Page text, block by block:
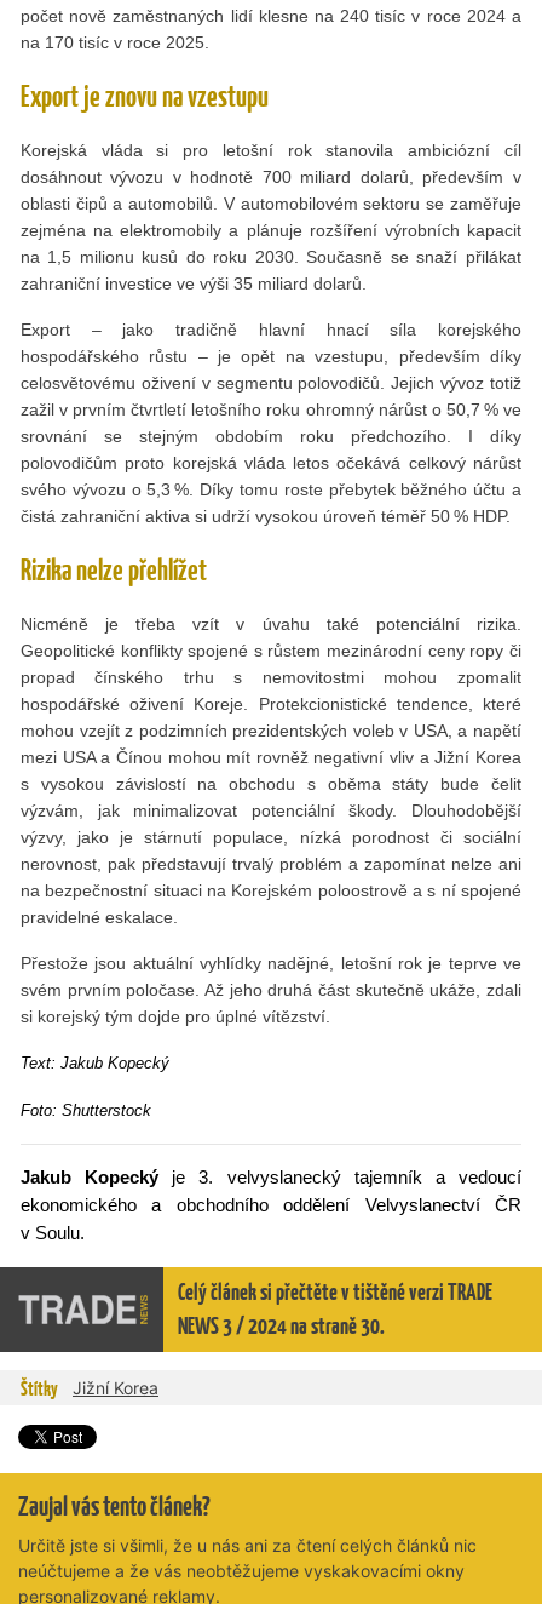
počet nově zaměstnaných lidí klesne na 240 tisíc v roce 2024 a
na 170 tisíc v roce 2025.
Export je znovu na vzestupu
Korejská vláda si pro letošní rok stanovila ambiciózní cíl
dosáhnout vývozu v hodnotě 700 miliard dolarů, především v
oblasti čipů a automobilů. V automobilovém sektoru se zaměřuje
zejména na elektromobily a plánuje rozšíření výrobních kapacit
na 1,5 milionu kusů do roku 2030. Současně se snaží přilákat
zahraniční investice ve výši 35 miliard dolarů.
Export – jako tradičně hlavní hnací síla korejského
hospodářského růstu – je opět na vzestupu, především díky
celosvětovému oživení v segmentu polovodičů. Jejich vývoz totiž
zažil v prvním čtvrtletí letošního roku ohromný nárůst o 50,7 % ve
srovnání se stejným obdobím roku předchozího. I díky
polovodičům proto korejská vláda letos očekává celkový nárůst
svého vývozu o 5,3 %. Díky tomu roste přebytek běžného účtu a
čistá zahraniční aktiva si udrží vysokou úroveň téměř 50 % HDP.
Rizika nelze přehlížet
Nicméně je třeba vzít v úvahu také potenciální rizika.
Geopolitické konflikty spojené s růstem mezinárodní ceny ropy či
propad čínského trhu s nemovitostmi mohou zpomalit
hospodářské oživení Koreje. Protekcionistické tendence, které
mohou vzejít z podzimních prezidentských voleb v USA, a napětí
mezi USA a Čínou mohou mít rovněž negativní vliv a Jižní Korea
s vysokou závislostí na obchodu s oběma státy bude čelit
výzvám, jak minimalizovat potenciální škody. Dlouhodobější
výzvy, jako je stárnutí populace, nízká porodnost či sociální
nerovnost, pak představují trvalý problém a zapomínat nelze ani
na bezpečnostní situaci na Korejském poloostrově a s ní spojené
pravidelné eskalace.
Přestože jsou aktuální vyhlídky nadějné, letošní rok je teprve ve
svém prvním poločase. Až jeho druhá část skutečně ukáže, zdali
si korejský tým dojde pro úplné vítězství.
Text: Jakub Kopecký
Foto: Shutterstock
Jakub Kopecký je 3. velvyslanecký tajemník a vedoucí
ekonomického a obchodního oddělení Velvyslanectví ČR
v Soulu.
Celý článek si přečtěte v tištěné verzi TRADE
NEWS 3 / 2024 na straně 30.
Štítky Jižní Korea
Zaujal vás tento článek?
Určitě jste si všimli, že u nás ani za čtení celých článků nic
neúčtujeme a že vás neobtěžujeme vyskakovacími okny
personalizované reklamy.